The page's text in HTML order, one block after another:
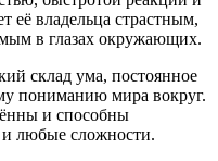
её владельца страстным,
в глазах окружающих.
склад ума, постоянное
пониманию мира вокруг.
и способны
любые сложности.